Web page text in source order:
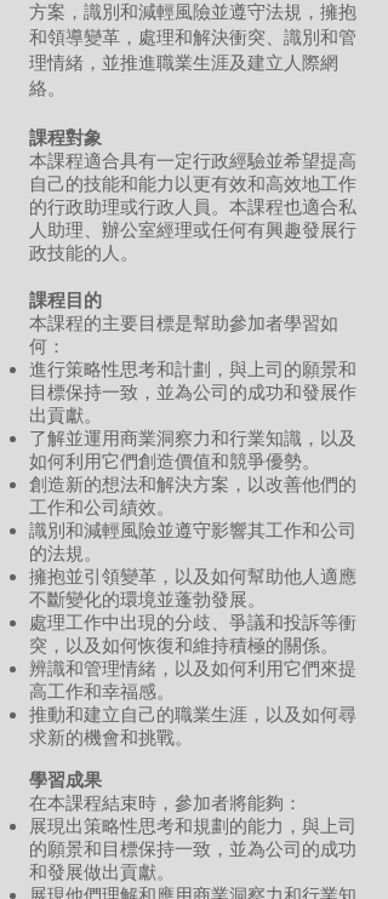
方案，識別和減輕風險並遵守法規，擁抱
和領導變革，處理和解決衝突、識別和管
理情緒，並推進職業生涯及建立人際網
絡。
課程對象
本課程適合具有一定行政經驗並希望提高
自己的技能和能力以更有效和高效地工作
的行政助理或行政人員。本課程也適合私
人助理、辦公室經理或任何有興趣發展行
政技能的人。
課程目的
本課程的主要目標是幫助參加者學習如
何：
進行策略性思考和計劃，與上司的願景和
目標保持一致，並為公司的成功和發展作
出貢獻。
了解並運用商業洞察力和行業知識，以及
如何利用它們創造價值和競爭優勢。
創造新的想法和解決方案，以改善他們的
工作和公司績效。
識別和減輕風險並遵守影響其工作和公司
的法規。
擁抱並引領變革，以及如何幫助他人適應
不斷變化的環境並蓬勃發展。
處理工作中出現的分歧、爭議和投訴等衝
突，以及如何恢復和維持積極的關係。
辨識和管理情緒，以及如何利用它們來提
高工作和幸福感。
推動和建立自己的職業生涯，以及如何尋
求新的機會和挑戰。
學習成果
在本課程結束時，參加者將能夠：
展現出策略性思考和規劃的能力，與上司
的願景和目標保持一致，並為公司的成功
和發展做出貢獻。
展現他們理解和應用商業洞察力和行業知